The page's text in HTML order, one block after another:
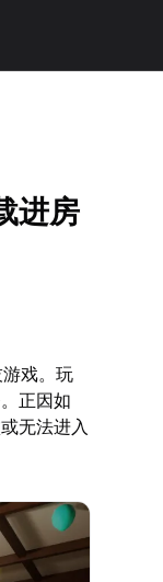
进房
戏。玩
正因如
无法进入